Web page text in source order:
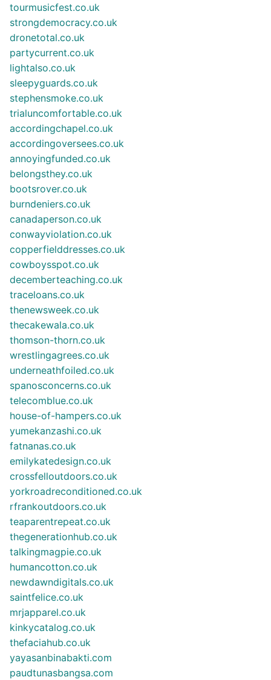
tourmusicfest.co.uk
strongdemocracy.co.uk
dronetotal.co.uk
partycurrent.co.uk
lightalso.co.uk
sleepyguards.co.uk
stephensmoke.co.uk
trialuncomfortable.co.uk
accordingchapel.co.uk
accordingoversees.co.uk
annoyingfunded.co.uk
belongsthey.co.uk
bootsrover.co.uk
burndeniers.co.uk
canadaperson.co.uk
conwayviolation.co.uk
copperfielddresses.co.uk
cowboysspot.co.uk
decemberteaching.co.uk
traceloans.co.uk
thenewsweek.co.uk
thecakewala.co.uk
thomson-thorn.co.uk
wrestlingagrees.co.uk
underneathfoiled.co.uk
spanosconcerns.co.uk
telecomblue.co.uk
house-of-hampers.co.uk
yumekanzashi.co.uk
fatnanas.co.uk
emilykatedesign.co.uk
crossfelloutdoors.co.uk
yorkroadreconditioned.co.uk
rfrankoutdoors.co.uk
teaparentrepeat.co.uk
thegenerationhub.co.uk
talkingmagpie.co.uk
humancotton.co.uk
newdawndigitals.co.uk
saintfelice.co.uk
mrjapparel.co.uk
kinkycatalog.co.uk
thefaciahub.co.uk
yayasanbinabakti.com
paudtunasbangsa.com